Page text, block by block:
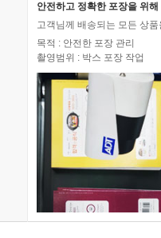
안전하고 정확한 포장을 위
고객님께 배송되는 모든 상
목적 : 안전한 포장 관리
촬영범위 : 박스 포장 작업